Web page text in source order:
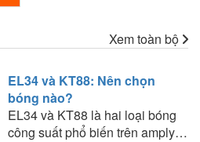
Xem toàn bộ
EL34 và KT88: Nên chọn
bóng nào?
EL34 và KT88 là hai loại bóng
công suất phổ biến trên amply